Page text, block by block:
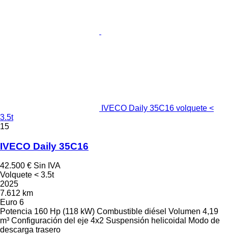
IVECO Daily 35C16 volquete <
3.5t
15
IVECO Daily 35C16
42.500 € Sin IVA
Volquete < 3.5t
2025
7.612 km
Euro 6
Potencia 160 Hp (118 kW) Combustible diésel Volumen 4,19
m³ Configuración del eje 4x2 Suspensión helicoidal Modo de
descarga trasero